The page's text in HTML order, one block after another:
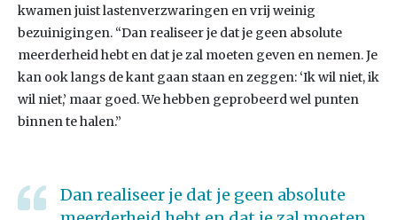
kwamen juist lastenverzwaringen en vrij weinig
bezuinigingen. “Dan realiseer je dat je geen absolute
meerderheid hebt en dat je zal moeten geven en nemen. Je
kan ook langs de kant gaan staan en zeggen: ‘Ik wil niet, ik
wil niet,’ maar goed. We hebben geprobeerd wel punten
binnen te halen.”
Dan realiseer je dat je geen absolute